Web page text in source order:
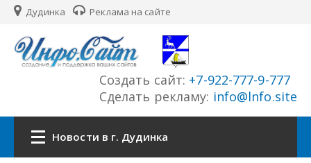
Дудинка Реклама на сайте
Создать сайт: +7-922-777-9-777
Сделать рекламу: info@lnfo.site
Новости в г. Дудинка